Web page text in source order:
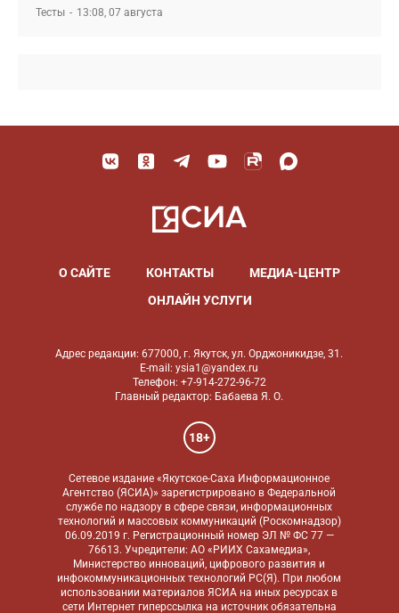
Тесты 13:08, 07 августа
О САЙТЕ КОНТАКТЫ
МЕДИА-ЦЕНТР
ОНЛАЙН УСЛУГИ
Адрес редакции: 677000, г. Якутск, ул. Орджоникидзе, 31.
E-mail: ysia1@yandex.ru
Телефон: +7-914-272-96-72
Главный редактор: Бабаева Я. О.
18+
Сетевое издание «Якутское-Саха Информационное
Агентство (ЯСИА)» зарегистрировано в Федеральной
службе по надзору в сфере связи, информационных
технологий и массовых коммуникаций (Роскомнадзор)
06.09.2019 г. Регистрационный номер ЭЛ № ФС 77 —
76613. Учредители: АО «РИИХ Сахамедиа»,
Министерство инноваций, цифрового развития и
инфокоммуникационных технологий РС(Я). При любом
использовании материалов ЯСИА на иных ресурсах в
сети Интернет гиперссылка на источник обязательна